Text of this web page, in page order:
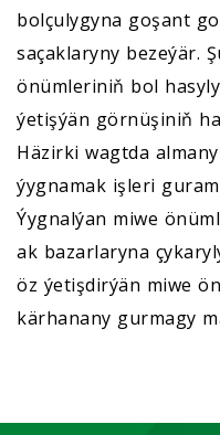
bolçulygyna goşant
saçaklaryny bezeýär.
önümleriniň bol
ýetişýän görnüşiniň
Häzirki wagtda
ýygnamak işleri
Ýygnalýan miwe
ak bazarlaryna
öz ýetişdirýän miwe
kärhanany gurmagy